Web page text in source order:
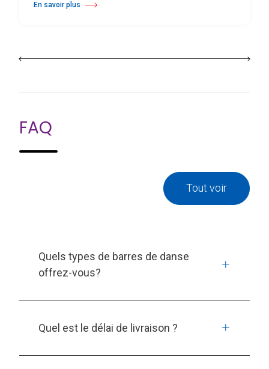
En savoir plus
à propos Tapis d’entraînement Harlequin Studio pour la danse et sac
FAQ
Tout voir
Quels types de barres de danse
offrez-vous?
Quel est le délai de livraison ?